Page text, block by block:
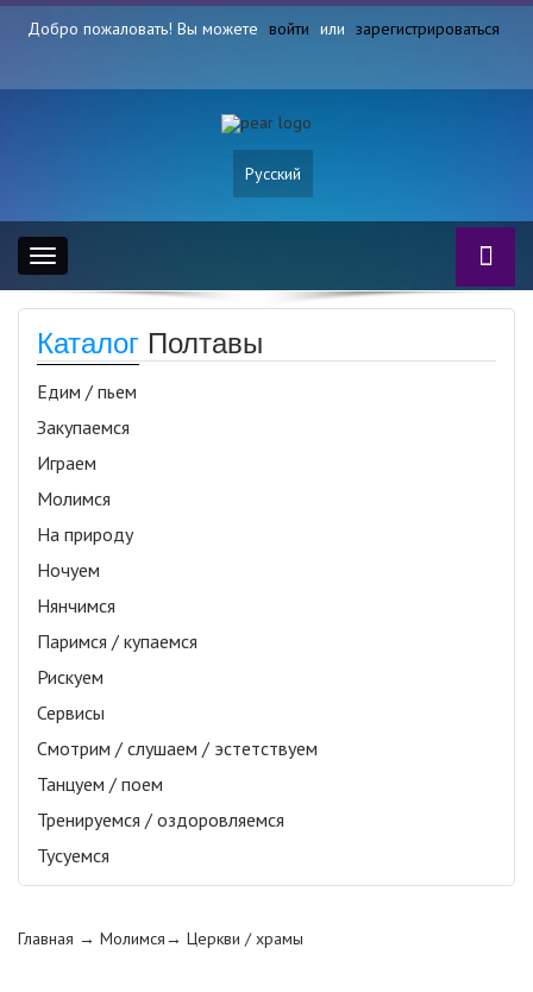
Добро пожаловать! Вы можете войти или зарегистрироваться
Русский
Toggle
navigation
Каталог Полтавы
Едим / пьем
Закупаемся
Играем
Молимся
На природу
Ночуем
Нянчимся
Паримся / купаемся
Рискуем
Сервисы
Смотрим / слушаем / эстетствуем
Танцуем / поем
Тренируемся / оздоровляемся
Тусуемся
Главная → Молимся→ Церкви / храмы